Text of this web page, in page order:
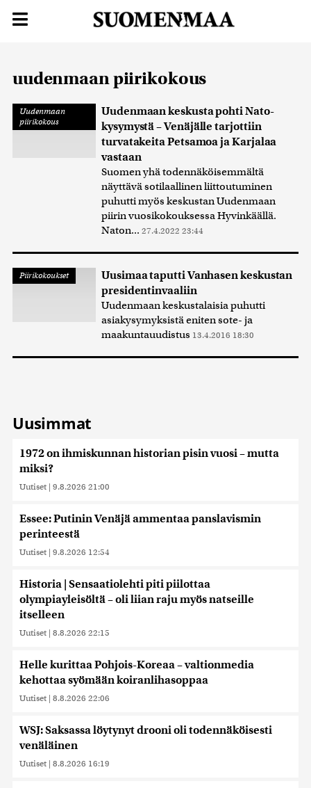
uudenmaan piirikokous
Uudenmaan
piirikokous
Uudenmaan keskusta pohti Nato-
kysymystä – Venäjälle tarjottiin
turvatakeita Petsamoa ja Karjalaa
vastaan
Suomen yhä todennäköisemmältä
näyttävä sotilaallinen liittoutuminen
puhutti myös keskustan Uudenmaan
piirin vuosikokouksessa Hyvinkäällä.
Naton... 27.4.2022 23:44
Piirikokoukset
Uusimaa taputti Vanhasen keskustan
presidentinvaaliin
Uudenmaan keskustalaisia puhutti
asiakysymyksistä eniten sote- ja
maakuntauudistus 13.4.2016 18:30
Uusimmat
1972 on ihmiskunnan historian pisin vuosi – mutta
miksi?
Uutiset | 9.8.2026 21:00
Essee: Putinin Venäjä ammentaa panslavismin
perinteestä
Uutiset | 9.8.2026 12:54
Historia | Sensaatiolehti piti piilottaa
olympiayleisöltä – oli liian raju myös natseille
itselleen
Uutiset | 8.8.2026 22:15
Helle kurittaa Pohjois-Koreaa – valtionmedia
kehottaa syömään koiranlihasoppaa
Uutiset | 8.8.2026 22:06
WSJ: Saksassa löytynyt drooni oli todennäköisesti
venäläinen
Uutiset | 8.8.2026 16:19